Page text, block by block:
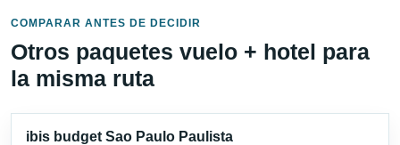
COMPARAR ANTES DE DECIDIR
Otros paquetes vuelo + hotel para
la misma ruta
ibis budget Sao Paulo Paulista